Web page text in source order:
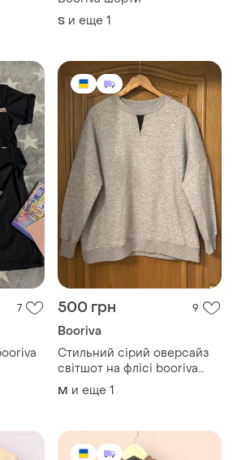
S и еще 1
7 500 грн 9
Booriva
Стильний сірий оверсайз
світшот на флісі booriva
🇺🇦
M и еще 1